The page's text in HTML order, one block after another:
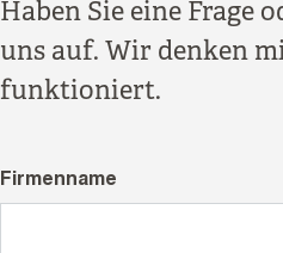
Haben Sie eine Frage
uns auf. Wir denken
funktioniert.
Firmenname